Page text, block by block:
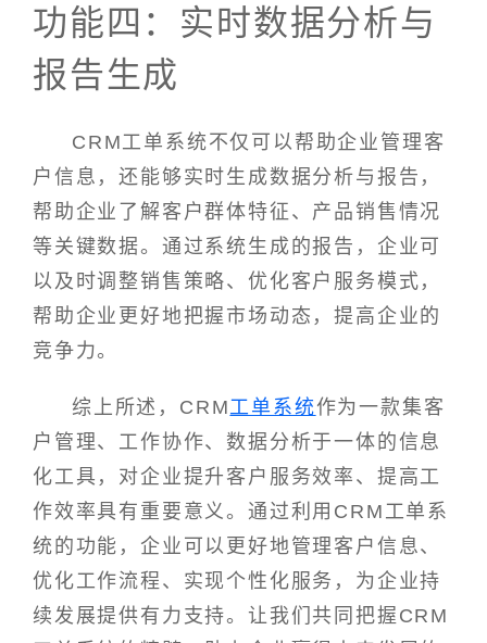
功能四：实时数据分析与
报告生成
CRM工单系统不仅可以帮助企业管理客
户信息，还能够实时生成数据分析与报告，
帮助企业了解客户群体特征、产品销售情况
等关键数据。通过系统生成的报告，企业可
以及时调整销售策略、优化客户服务模式，
帮助企业更好地把握市场动态，提高企业的
竞争力。
综上所述，CRM工单系统作为一款集客
户管理、工作协作、数据分析于一体的信息
化工具，对企业提升客户服务效率、提高工
作效率具有重要意义。通过利用CRM工单系
统的功能，企业可以更好地管理客户信息、
优化工作流程、实现个性化服务，为企业持
续发展提供有力支持。让我们共同把握CRM